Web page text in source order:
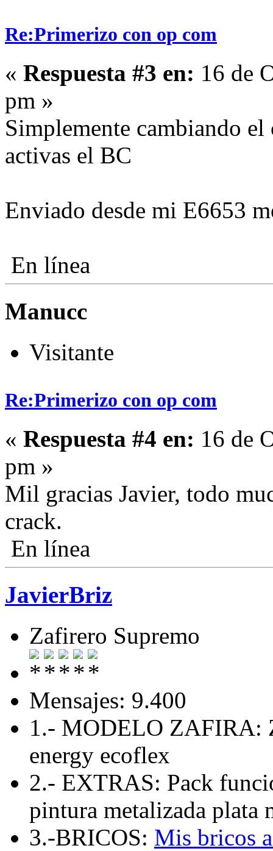
Re:Primerizo con op com
« Respuesta #3 en: 16 de
pm »
Simplemente cambiando
activas el BC
Enviado desde mi E6653
En línea
Manucc
Visitante
Re:Primerizo con op com
« Respuesta #4 en: 16 de
pm »
Mil gracias Javier, todo
crack.
En línea
JavierBriz
Zafirero Supremo
Mensajes: 9.400
1.- MODELO ZAFIRA:
energy ecoflex
2.- EXTRAS: Pack
pintura metalizada plata
3.-BRICOS: Mis bricos